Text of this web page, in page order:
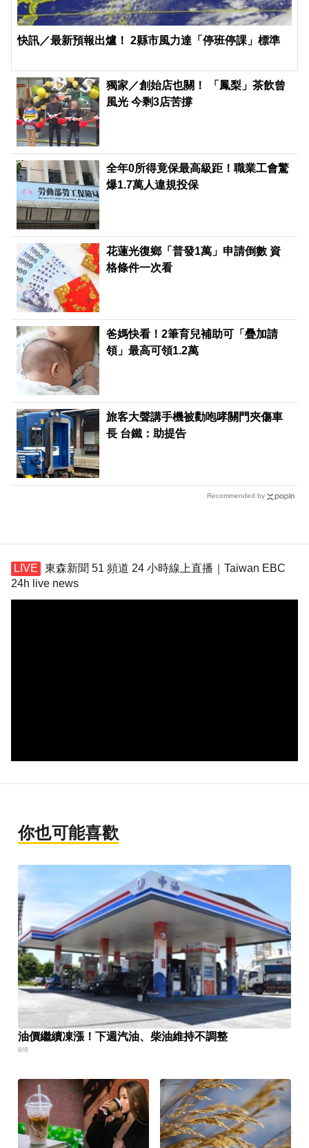
快訊／最新預報出爐！ 2縣市風力達「停班停課」標準
獨家／創始店也關！ 「鳳梨」茶飲曾
風光 今剩3店苦撐
全年0所得竟保最高級距！職業工會驚
爆1.7萬人違規投保
花蓮光復鄉「普發1萬」申請倒數 資
格條件一次看
爸媽快看！2筆育兒補助可「疊加請
領」最高可領1.2萬
旅客大聲講手機被勸咆哮關門夾傷車
長 台鐵：助提告
Recommended by
東森新聞 51 頻道 24 小時線上直播｜Taiwan EBC
24h live news
你也可能喜歡
油價繼續凍漲！下週汽油、柴油維持不調整
8/8